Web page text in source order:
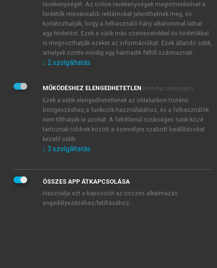
JELSZÓ ÚJRA
Kérek értesítést a MeRSZ újdonságairól, akcióiról.
Kérek értesítést az Akadémiai Kiadó Zrt. újdonságairól,
Adatkezelési tájékoztatóbanfoglaltakat tudomásul
veszem és elfogadom.
Általános vásárlási feltételeket, valamint a szotar.netés a
mersz.huoldalak licencszerződéseiben foglaltakat
tudomásul veszem és elfogadom.
KIPRÓBÁLOM
tevékenységét. Az online tevékenységek megismerésével a
hirdetők relevánsabb reklámokat jeleníthetnek meg, és
korlátozhatják, hogy a felhasználó hány alkalommal láthat
egy hirdetést. Ezek a sütik más szervezetekkel és hirdetőkkel
is megoszthatják ezeket az információkat. Ezek állandó sütik,
amelyek szinte mindig egy harmadik féltől származnak.
↓ 2 szolgáltatás
MŰKÖDÉSHEZ ELENGEDHETETLEN (mindig szükséges)
Ezek a sütik elengedhetetlenek az oldalunkon történő
böngészéshez,a funkciók használatához, és a felhasználók
nem tilthatják le azokat. A feltétlenül szükséges sütik közé
tartoznak többek között a személyre szabott beállításokat
kezelő sütik.
↓ 3 szolgáltatás
ÖSSZES APP ÁTKAPCSOLÁSA
Használja ezt a kapcsolót az összes alkalmazás
engedélyezéséhez/letiltásához.